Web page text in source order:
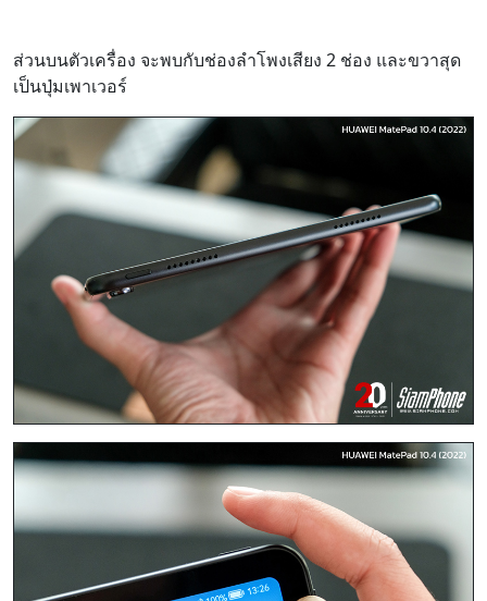
ส่วนบนตัวเครื่อง จะพบกับช่องลำโพงเสียง 2 ช่อง และขวาสุด
เป็นปุ่มเพาเวอร์